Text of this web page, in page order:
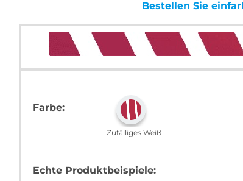
Bestellen Sie
Farbe:
Zufälliges Weiß
Echte Produktbeispiele: